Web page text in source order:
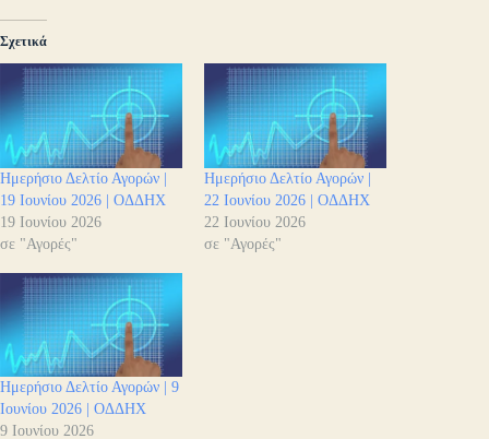
Σχετικά
Ημερήσιο Δελτίο Αγορών |
19 Ιουνίου 2026 | ΟΔΔΗΧ
19 Ιουνίου 2026
σε "Αγορές"
Ημερήσιο Δελτίο Αγορών |
22 Ιουνίου 2026 | ΟΔΔΗΧ
22 Ιουνίου 2026
σε "Αγορές"
Ημερήσιο Δελτίο Αγορών | 9
Ιουνίου 2026 | ΟΔΔΗΧ
9 Ιουνίου 2026